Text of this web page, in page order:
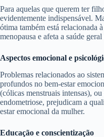
Para aquelas que querem ter
evidentemente indispensável.
ótima também está relacionada
menopausa e afeta a saúde
Aspectos emocional e
Problemas relacionados ao
profundos no bem-estar
(cólicas menstruais intensas),
endometriose, prejudicam a
estar emocional da mulher.
Educação e conscientização